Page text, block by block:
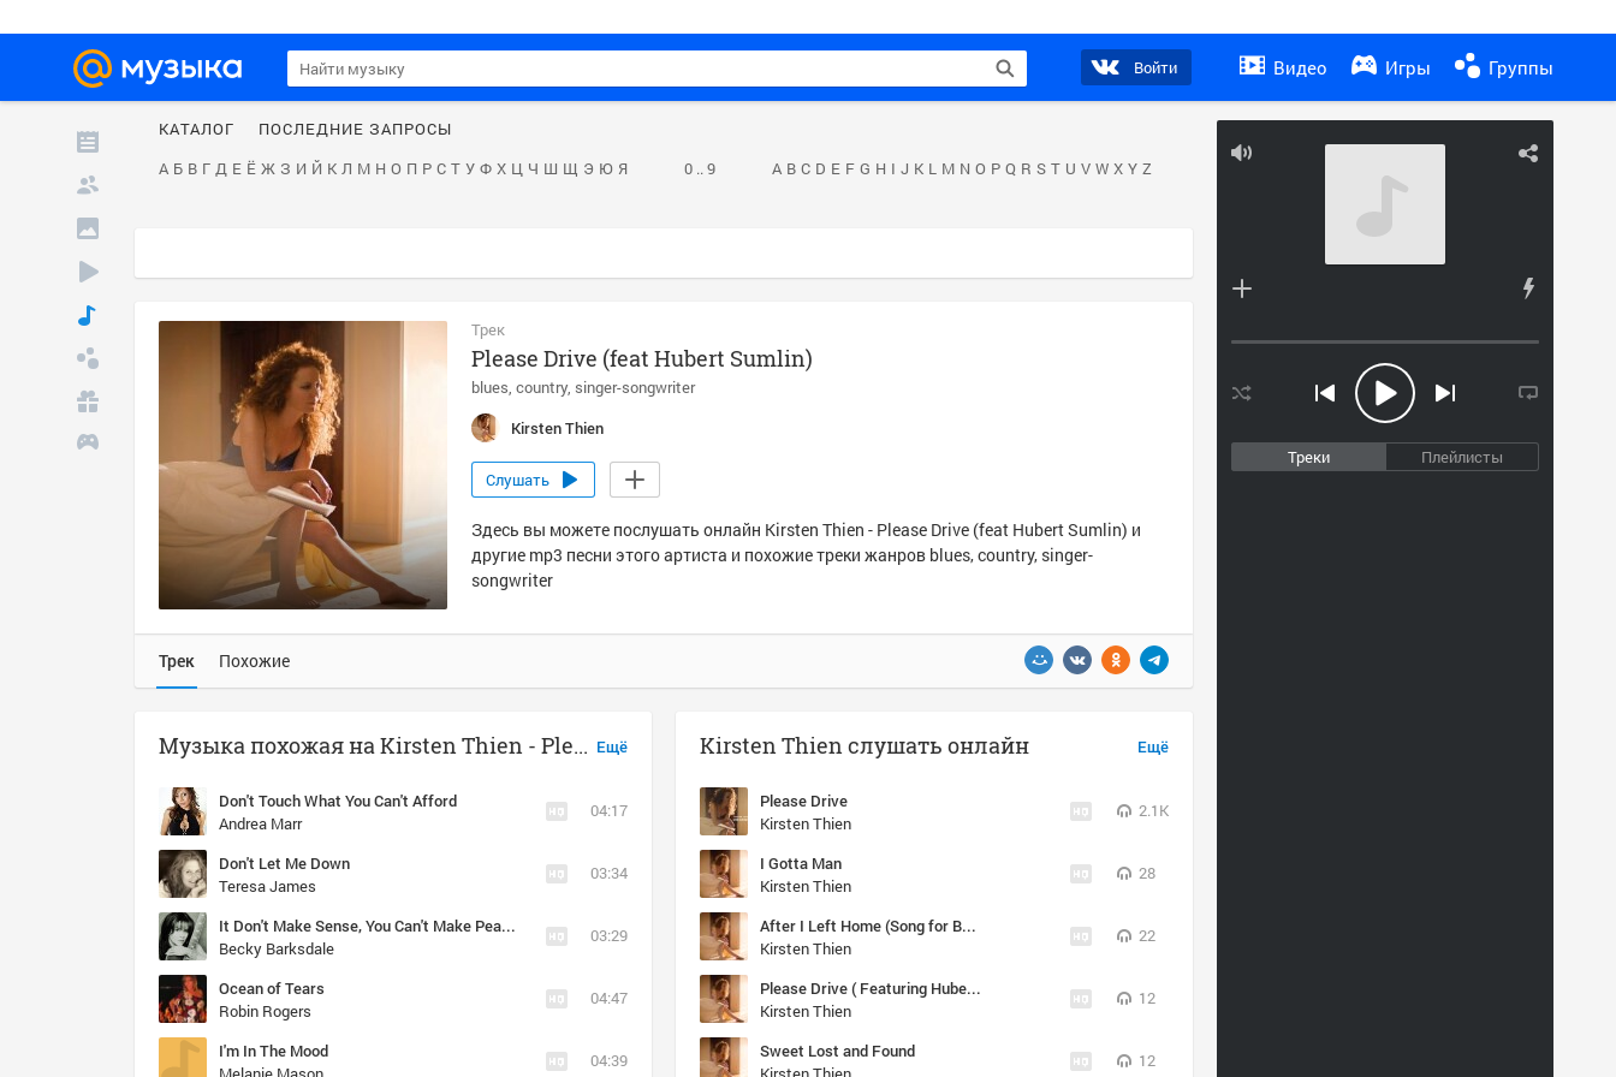
Войти Видео Игры Группы
Треки Плейлисты
КАТАЛОГ
ПОСЛЕДНИЕ ЗАПРОСЫ
А Б В Г Д Е Ё Ж З И Й К Л М Н О П Р С Т У Ф Х Ц Ч Ш Щ Э Ю Я 0 .. 9 A B C D E F G H I J K L M N O P Q R S T U V W X Y Z
Трек
Please Drive (feat Hubert Sumlin)
blues country singer-songwriter
Kirsten Thien
Слушать
Здесь вы можете послушать онлайн Kirsten Thien - Please Drive (feat Hubert Sumlin) и
другие mp3 песни этого артиста и похожие треки жанров blues, country, singer-
songwriter
Трек Похожие
Ещё
Музыка похожая на Kirsten Thien - Please Drive (feat Hubert Sumlin)
Don't Touch What You Can't Afford
Andrea Marr
04:17
Don't Let Me Down
Teresa James
03:34
It Don't Make Sense, You Can't Make Peace (Solo Version)
Becky Barksdale
03:29
Ocean of Tears
Robin Rogers
04:47
I'm In The Mood
04:39
Ещё
Kirsten Thien слушать онлайн
Please Drive
Kirsten Thien
2.1K
I Gotta Man
Kirsten Thien
28
After I Left Home (Song for Buddy Guy)
Kirsten Thien
22
Please Drive ( Featuring Hubert Sumlin )®®®
Kirsten Thien
12
Sweet Lost and Found
12